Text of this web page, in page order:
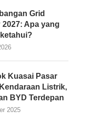
Grid
2027: Apa yang
Kuasai Pasar
Listrik,
BYD Terdepan
2025